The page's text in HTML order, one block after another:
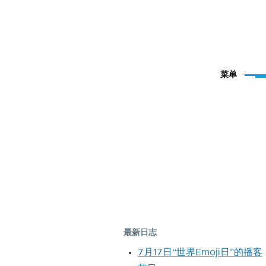
菜单
最新日志
7月17日“世界Emoji日”的播客